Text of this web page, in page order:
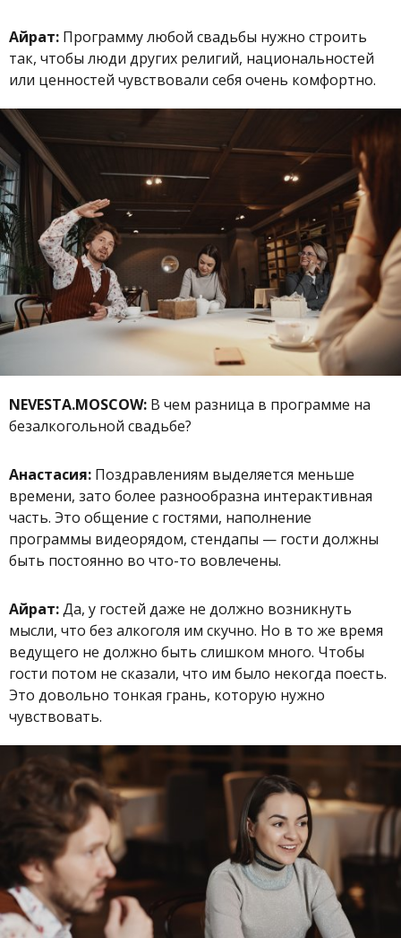
Айрат: Программу любой свадьбы нужно строить
так, чтобы люди других религий, национальностей
или ценностей чувствовали себя очень комфортно.
NEVESTA.MOSCOW: В чем разница в программе на
безалкогольной свадьбе?
Анастасия: Поздравлениям выделяется меньше
времени, зато более разнообразна интерактивная
часть. Это общение с гостями, наполнение
программы видеорядом, стендапы — гости должны
быть постоянно во что-то вовлечены.
Айрат:Да, у гостей даже не должно возникнуть
мысли, что без алкоголя им скучно. Но в то же время
ведущего не должно быть слишком много. Чтобы
гости потом не сказали, что им было некогда поесть.
Это довольно тонкая грань, которую нужно
чувствовать.